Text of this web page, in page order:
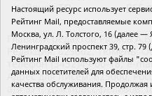
районов ТО
RSS
Главный редактор Рябков
Редакция: 625002, Тюмень,
телефон (3452)49-00-18, e-
Адрес для писем: 625000,
а/я 371. Для пресс-релизов:
Настоящий ресурс использует
Рейтинг Mail, предоставляемые
Москва, ул. Л. Толстого, 16 (далее
Ленинградский проспект 39, стр.
Рейтинг Mail используют файлы
данных посетителей для
качества обслуживания. Продолжая